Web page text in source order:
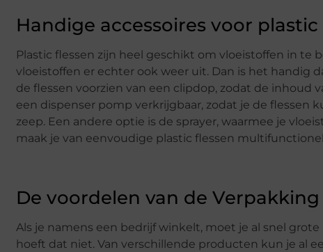
Handige accessoires voor plastic
Plastic flessen zijn heel geschikt om vloeistoffen in
vloeistoffen er echter ook weer uit. Dan is het handig
de flessen voorzien van een clipdop, zodat de inhoud
een dispenser pomp verkrijgbaar, zodat je de flessen
zeep. Een andere optie is de sprayer, waarmee je
maak je van eenvoudige plastic flessen
De voordelen van de
Als je namens een bedrijf winkelt, moet je al snel
hoeft dat niet. Van verschillende producten kun je al